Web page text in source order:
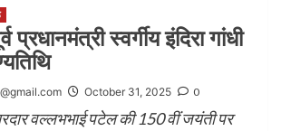
प्रधानमंत्री स्वर्गीय इंदिरा गांधी
October 31, 2025 0
वल्लभभाई पटेल की 150 वीं जयंती पर